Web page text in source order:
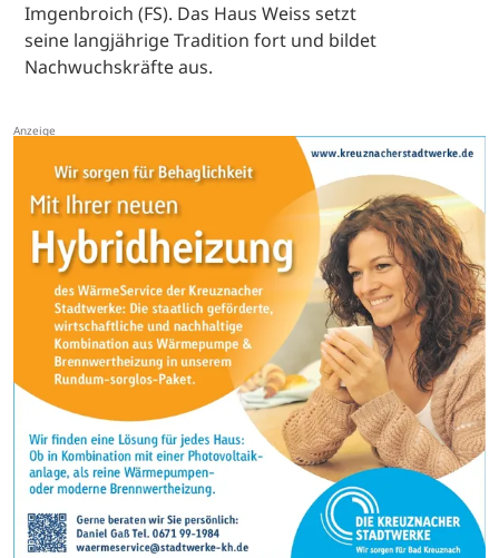
Imgenbroich (FS). Das Haus Weiss setzt
seine langjährige Tradition fort und bildet
Nachwuchskräfte aus.